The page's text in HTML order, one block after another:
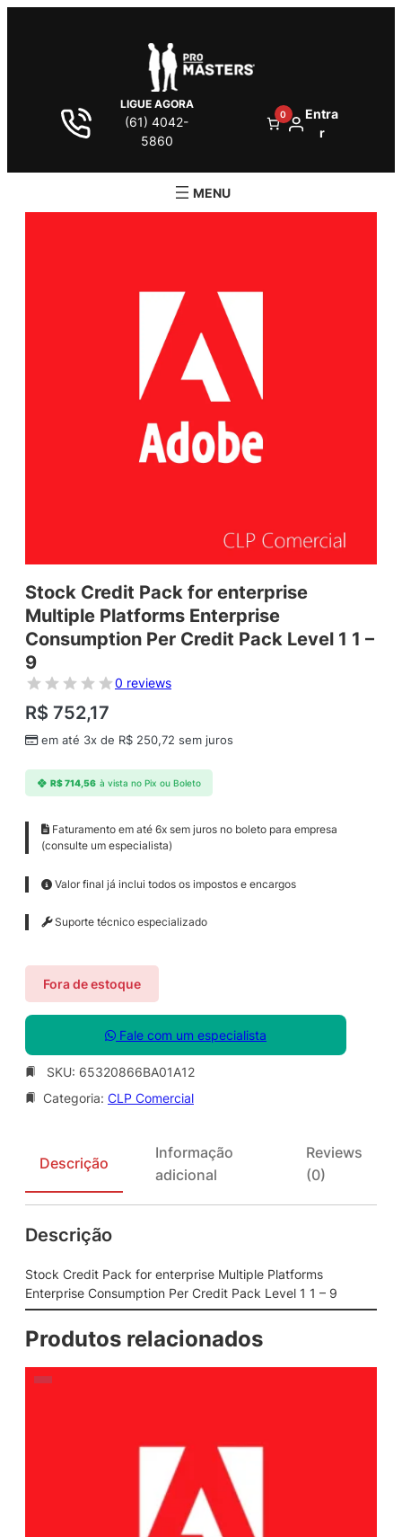
LIGUE AGORA
(61) 4042-
5860
0
Entra
r
Stock Credit Pack for enterprise
Multiple Platforms Enterprise
Consumption Per Credit Pack Level 1 1 –
9
0 reviews
R$ 752,17
em até 3x de R$ 250,72 sem juros
R$714,56 à vista no Pix ou Boleto
Faturamento em até 6x sem juros no boleto para empresa
(consulte um especialista)
Valor final já inclui todos os impostos e encargos
Suporte técnico especializado
Fora de estoque
Fale com um especialista
SKU: 65320866BA01A12
Categoria: CLP Comercial
Descrição
Informação
adicional
Reviews
(0)
Descrição
Stock Credit Pack for enterprise Multiple Platforms
Enterprise Consumption Per Credit Pack Level 1 1 – 9
Produtos relacionados